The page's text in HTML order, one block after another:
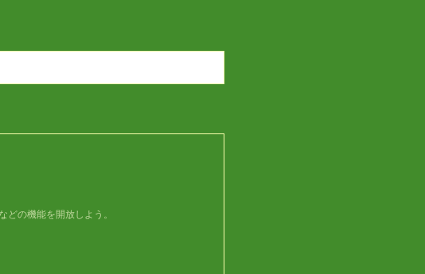
の機能を開放しよう。